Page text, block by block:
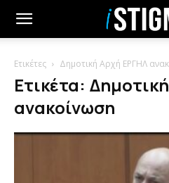
Ετικέτες Δημοτική Αρχή ΕΡΓΗΛ
Ετικέτα:
ανακοίνωση